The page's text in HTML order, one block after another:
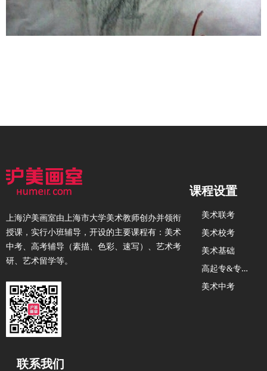
课程设置
美术联考
美术校考
美术基础
高
起专&专升本
美术中考
联系我们
上海沪美画室由上海市大学美术教师创办并领衔
授课，实行小班辅导，开设的主要课程有：美术
中考、高考辅导（素描、色彩、速写）、艺术考
研、艺术留学等。